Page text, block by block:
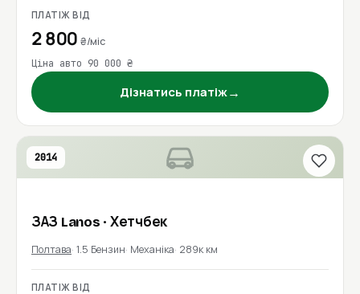
ПЛАТІЖ ВІД
2 800₴/міс
Ціна авто 90 000 ₴
Дізнатись платіж→
2014
ЗАЗ Lanos · Хетчбек
Полтава 1.5 Бензин Механіка 289к км
ПЛАТІЖ ВІД